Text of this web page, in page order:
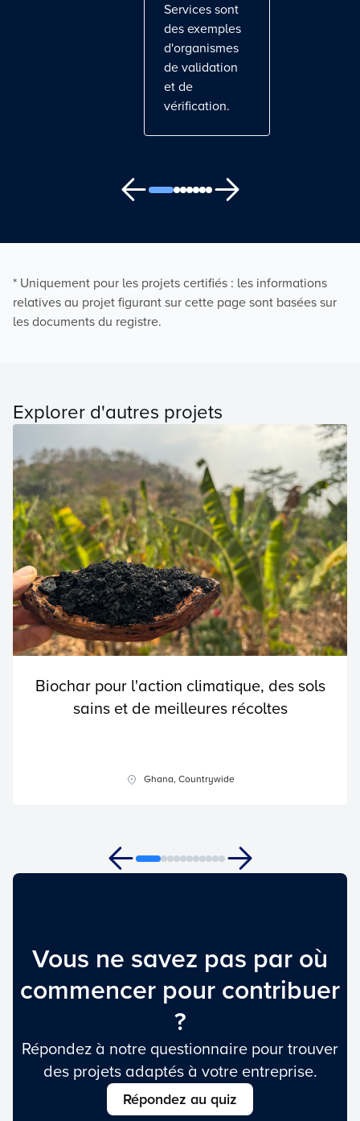
Services sont
des exemples
d'organismes
de validation
et de
vérification.
* Uniquement pour les projets certifiés : les informations
relatives au projet figurant sur cette page sont basées sur
les documents du registre.
Explorer d'autres projets
Biochar pour l'action climatique, des sols
sains et de meilleures récoltes
Ghana, Countrywide
Vous ne savez pas par où
commencer pour contribuer
?
Répondez à notre questionnaire pour trouver
des projets adaptés à votre entreprise.
Répondez au quiz